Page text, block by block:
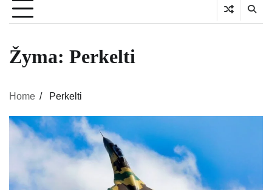
Žyma: Perkelti
Home Perkelti